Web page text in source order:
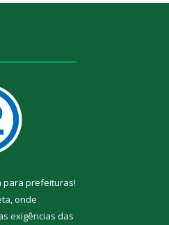
para prefeituras!
onde
exigências das